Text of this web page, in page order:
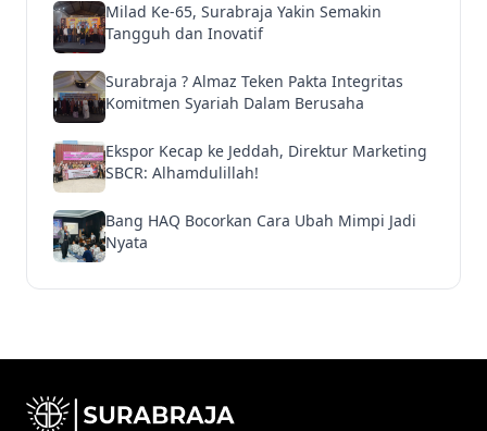
Milad Ke-65, Surabraja Yakin Semakin
Tangguh dan Inovatif
Surabraja ? Almaz Teken Pakta Integritas
Komitmen Syariah Dalam Berusaha
Ekspor Kecap ke Jeddah, Direktur Marketing
SBCR: Alhamdulillah!
Bang HAQ Bocorkan Cara Ubah Mimpi Jadi
Nyata